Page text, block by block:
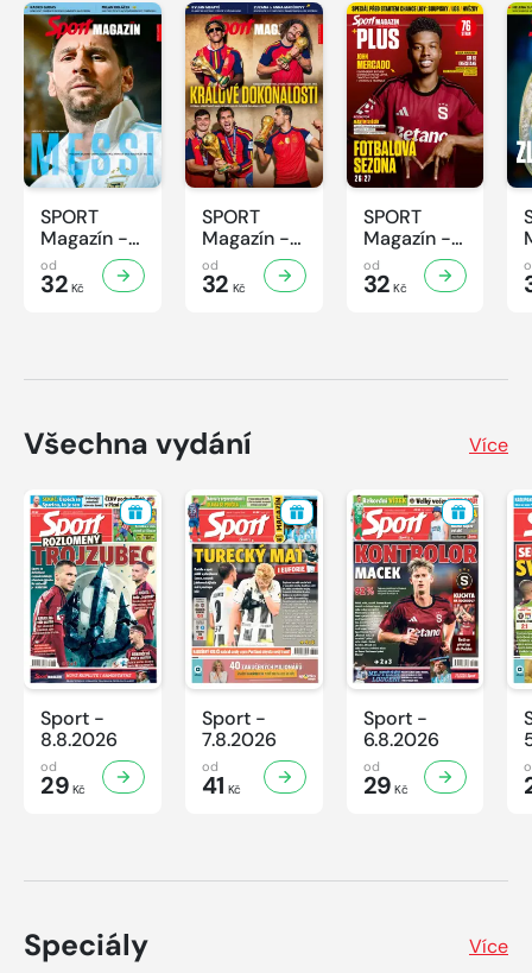
SPORT
Magazín -
32/2026
od
32 Kč
SPORT
Magazín -
31/2026
od
32 Kč
SPORT
Magazín -
30/2026
od
32 Kč
Všechna vydání Více
Sport -
8.8.2026
od
29 Kč
Sport -
7.8.2026
od
41 Kč
Sport -
6.8.2026
od
29 Kč
Speciály Více